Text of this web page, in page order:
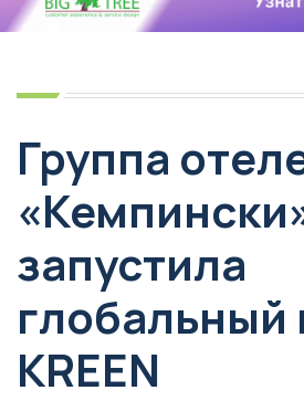
Группа
запустила
глобальный
KREEN